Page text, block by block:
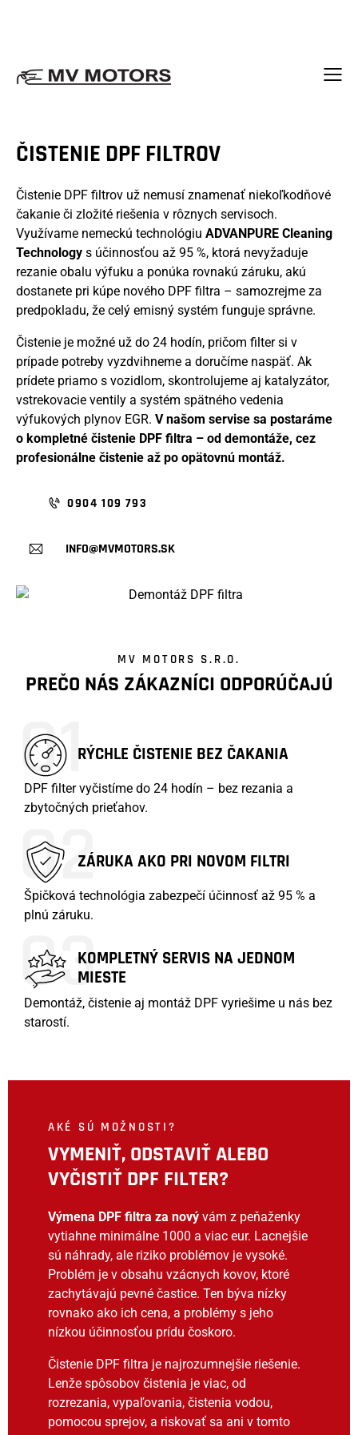
ČISTENIE DPF FILTROV
Čistenie DPF filtrov už nemusí znamenať niekoľkodňové
čakanie či zložité riešenia v rôznych servisoch.
Využívame nemeckú technológiu ADVANPURE Cleaning
Technology s účinnosťou až 95 %, ktorá nevyžaduje
rezanie obalu výfuku a ponúka rovnakú záruku, akú
dostanete pri kúpe nového DPF filtra – samozrejme za
predpokladu, že celý emisný systém funguje správne.
Čistenie je možné už do 24 hodín, pričom filter si v
prípade potreby vyzdvihneme a doručíme naspäť. Ak
prídete priamo s vozidlom, skontrolujeme aj katalyzátor,
vstrekovacie ventily a systém spätného vedenia
výfukových plynov EGR. V našom servise sa postaráme
o kompletné čistenie DPF filtra – od demontáže, cez
profesionálne čistenie až po opätovnú montáž.
0904 109 793
INFO@MVMOTORS.SK
MV MOTORS S.R.O.
PREČO NÁS ZÁKAZNÍCI ODPORÚČAJÚ
01RÝCHLE ČISTENIE BEZ ČAKANIA
DPF filter vyčistíme do 24 hodín – bez rezania a
zbytočných prieťahov.
02ZÁRUKA AKO PRI NOVOM FILTRI
Špičková technológia zabezpečí účinnosť až 95 % a
plnú záruku.
03KOMPLETNÝ SERVIS NA JEDNOM
MIESTE
Demontáž, čistenie aj montáž DPF vyriešime u nás bez
starostí.
AKÉ SÚ MOŽNOSTI?
VYMENIŤ, ODSTAVIŤ ALEBO
VYČISTIŤ DPF FILTER?
Výmena DPF filtra za nový vám z peňaženky
vytiahne minimálne 1000 a viac eur. Lacnejšie
sú náhrady, ale riziko problémov je vysoké.
Problém je v obsahu vzácnych kovov, ktoré
zachytávajú pevné častice. Ten býva nízky
rovnako ako ich cena, a problémy s jeho
nízkou účinnosťou prídu čoskoro.
Čistenie DPF filtra je najrozumnejšie riešenie.
Lenže spôsobov čistenia je viac, od
rozrezania, vypaľovania, čistenia vodou,
pomocou sprejov, a riskovať sa ani v tomto